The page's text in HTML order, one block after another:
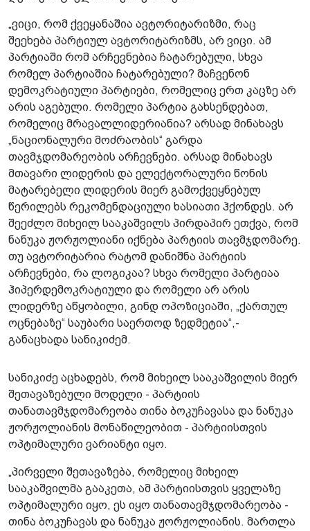
„ვიცი, რომ ქვეყანაშია ავტორიტარიზმი, რაც
შეეხება პარტიულ ავტორიტარიზმს, არ ვიცი. ამ
პარტიაში რომ არჩევნებია ჩატარებული, სხვა
რომელ პარტიაშია ჩატარებული? მაჩვენონ
დემოკრატიული პარტიები, რომელიც ერთ კაცზე არ
არის აგებული. რომელი პარტია გახსენდებათ,
რომელიც მრავალლიდერიანია? არსად მინახავს
„ნაციონალური მოძრაობის“ გარდა
თავმჯდომარეობის არჩევნები. არსად მინახავს
მთავარი ლიდერის და ელექტორალური წონის
მატარებელი ლიდერის მიერ გამოქვეყნებულ
წერილებს რეკომენდაციული ხასიათი ჰქონდეს. არ
შეეძლო მიხეილ სააკაშვილს პირდაპირ ეთქვა, რომ
ნანუკა ჟორჟოლიანი იქნება პარტიის თავმჯდომარე.
თუ ავტორიტარია რატომ დანიშნა პარტიის
არჩევნები, რა ლოგიკაა? სხვა რომელი პარტიაა
ჰიპერდემოკრატიული და რომელი არ არის
ლიდერზე აწყობილი, გინდ ოპოზიციაში, „ქართულ
ოცნებაზე“ საუბარი საერთოდ ზედმეტია“,-
განაცხადა სანიკიძემ.
სანიკიძე აცხადებს, რომ მიხეილ სააკაშვილის მიერ
შეთავაზებული მოდელი - პარტიის
თანათავმჯდომარეობა თინა ბოკუჩავასა და ნანუკა
ჟორჟოლიანის მონაწილეობით - პარტიისთვის
ოპტიმალური ვარიანტი იყო.
„პირველი შეთავაზება, რომელიც მიხეილ
სააკაშვილმა გააკეთა, ამ პარტიისთვის ყველაზე
ოპტიმალური იყო, ეს იყო თანათავმჯდომარეობა -
თინა ბოკუჩავას და ნანუკა ჟორჟოლიანის. მართლა